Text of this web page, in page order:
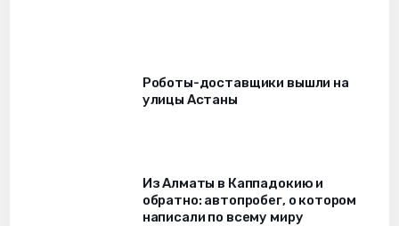
Роботы-доставщики вышли на
улицы Астаны
Из Алматы в Каппадокию и
обратно: автопробег, о котором
написали по всему миру